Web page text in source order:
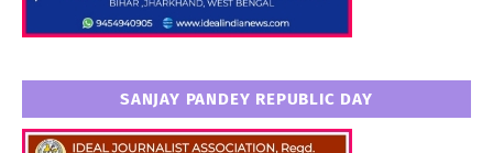
SANJAY PANDEY REPUBLIC DAY